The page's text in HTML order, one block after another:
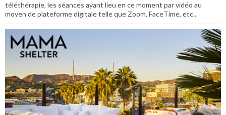
téléthérapie, les séances ayant lieu en ce moment par vidéo au
moyen de plateforme digitale telle que Zoom, FaceTime, etc..